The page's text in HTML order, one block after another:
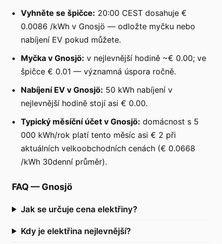
Vyhněte se špičce: 20:00 CEST dosahuje €
0.0086 /kWh v Gnosjö — odložte myčku nebo
nabíjení EV pokud můžete.
Myčka v Gnosjö: v nejlevnější hodině ~€ 0.00; ve
špičce € 0.01 — významná úspora ročně.
Nabíjení EV v Gnosjö: 50 kWh nabíjení v
nejlevnější hodině stojí asi € 0.00.
Typický měsíční účet v Gnosjö: domácnost s 5
000 kWh/rok platí tento měsíc asi € 2 při
aktuálních velkoobchodních cenách (€ 0.0668
/kWh 30denní průměr).
FAQ — Gnosjö
Jak se určuje cena elektřiny?
Kdy je elektřina nejlevnější?